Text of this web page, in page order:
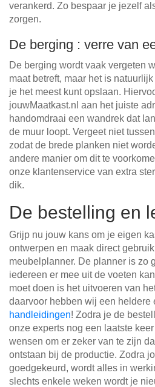
verankerd. Zo bespaar je jezelf
zorgen.
De berging : verre van
De berging wordt vaak vergeten
maat betreft, maar het is
je het meest kunt opslaan.
jouwMaatkast.nl aan het juiste
handomdraai een wandrek dat
de muur loopt. Vergeet niet
zodat de brede planken niet
andere manier om dit te
onze klantenservice van extra
dik.
De bestelling en
Grijp nu jouw kans om je eigen
ontwerpen en maak direct
meubelplanner. De planner is zo
iedereen er mee uit de voeten
moet doen is het uitvoeren van
daarvoor hebben wij een heldere
handleidingen! Zodra je de
onze experts nog een laatste
wensen om er zeker van te zijn
ontstaan bij de productie. Zodra
goedgekeurd, wordt alles in
slechts enkele weken wordt je